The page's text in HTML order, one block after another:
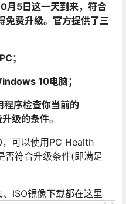
月5日这一天到来，符合
费升级。官方提供了三
；
10电脑；
程序检查你当前的
级的条件。
可以使用PC Health
否符合升级条件(即满足
ISO镜像下载都在这里